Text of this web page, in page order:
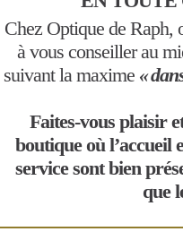
Chez Optique de Raph,
à vous conseiller au
suivant la maxime «
Faites-vous plaisir
boutique où l’accueil
service sont bien
que